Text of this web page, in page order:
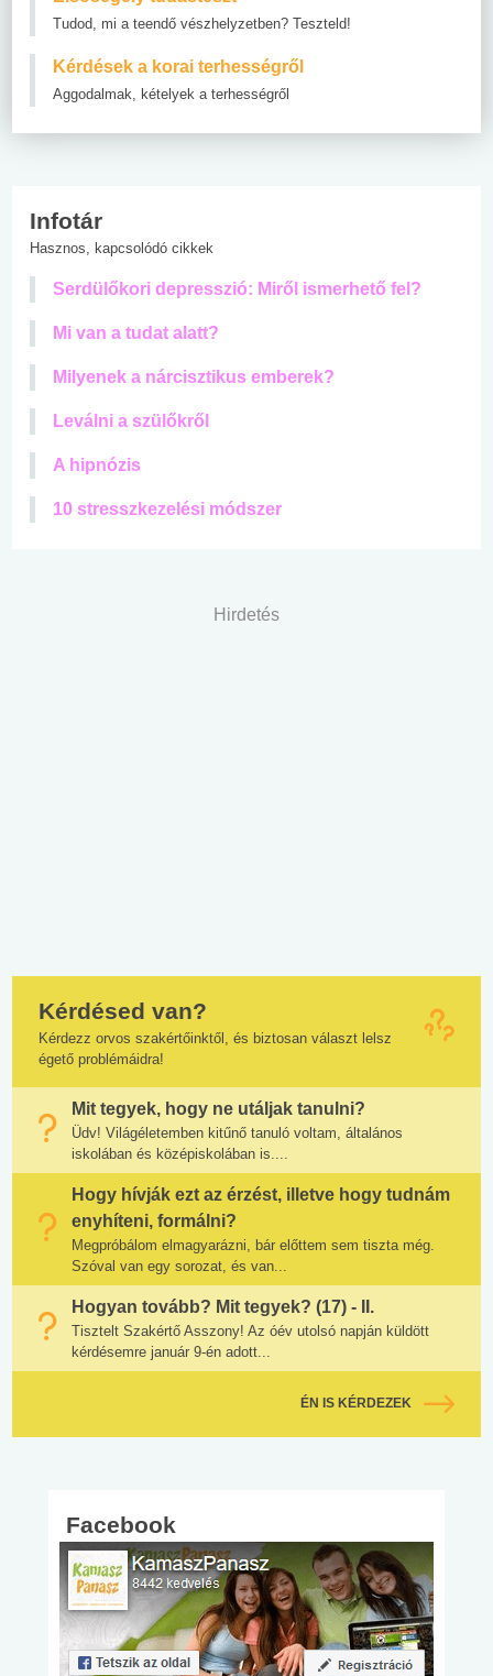
Tudod, mi a teendő vészhelyzetben? Teszteld!
Kérdések a korai terhességről
Aggodalmak, kételyek a terhességről
Infotár
Hasznos, kapcsolódó cikkek
Serdülőkori depresszió: Miről ismerhető fel?
Mi van a tudat alatt?
Milyenek a nárcisztikus emberek?
Leválni a szülőkről
A hipnózis
10 stresszkezelési módszer
Hirdetés
Kérdésed van?
Kérdezz orvos szakértőinktől, és biztosan választ lelsz
égető problémáidra!
Mit tegyek, hogy ne utáljak tanulni?
Üdv! Világéletemben kitűnő tanuló voltam, általános
iskolában és középiskolában is....
Hogy hívják ezt az érzést, illetve hogy tudnám
enyhíteni, formálni?
Megpróbálom elmagyarázni, bár előttem sem tiszta még.
Szóval van egy sorozat, és van...
Hogyan tovább? Mit tegyek? (17) - II.
Tisztelt Szakértő Asszony! Az óév utolsó napján küldött
kérdésemre január 9-én adott...
ÉN IS KÉRDEZEK
Facebook